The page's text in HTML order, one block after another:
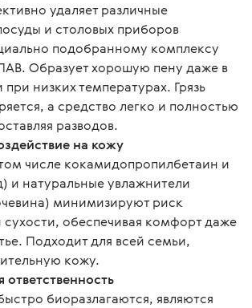
удаляет различные
и столовых приборов
подобранному комплексу
Образует хорошую пену даже в
низких температурах. Грязь
а средство легко и полностью
разводов.
на кожу
числе кокамидопропилбетаин и
и натуральные увлажнители
минимизируют риск
обеспечивая комфорт даже
Подходит для всей семьи,
кожу.
ответственность
биоразлагаются, являются